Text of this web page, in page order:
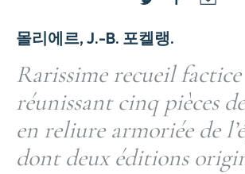
몰리에르, J.-B. 포켈랭.
Rarissime recueil factice
réunissant cinq pièces
en reliure armoriée de
dont deux éditions